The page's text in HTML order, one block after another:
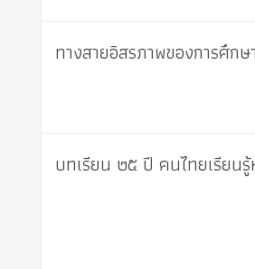
ทางสายอิสรภาพของการศึกษ
บทเรียน ๒๕ ปี คนไทยเรียน